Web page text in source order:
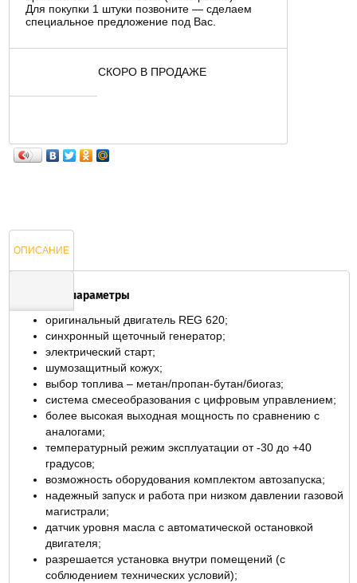
Для покупки 1 штуки позвоните — сделаем
специальное предложение под Вас.
СКОРО В ПРОДАЖЕ
ОПИСАНИЕ
Основные параметры
оригинальный двигатель REG 620;
синхронный щеточный генератор;
электрический старт;
шумозащитный кожух;
выбор топлива – метан/пропан-бутан/биогаз;
система смесеобразования с цифровым управлением;
более высокая выходная мощность по сравнению с
аналогами;
температурный режим эксплуатации от -30 до +40
градусов;
возможность оборудования комплектом автозапуска;
надежный запуск и работа при низком давлении газовой
магистрали;
датчик уровня масла с автоматической остановкой
двигателя;
разрешается установка внутри помещений (с
соблюдением технических условий);